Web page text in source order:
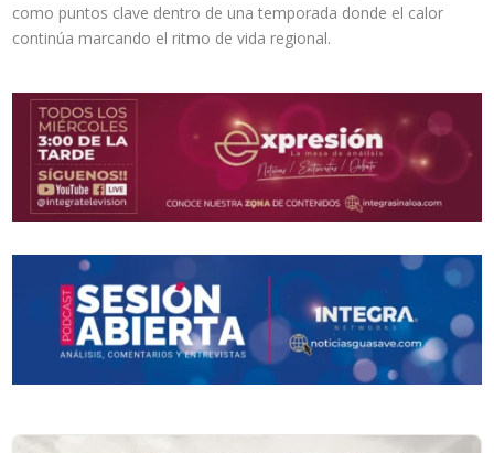
como puntos clave dentro de una temporada donde el calor
continúa marcando el ritmo de vida regional.